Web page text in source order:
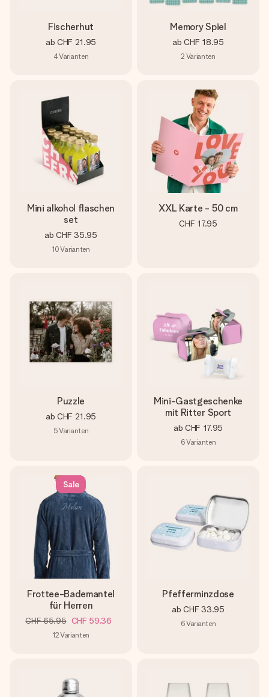
Fischerhut
ab CHF 21.95
4Varianten
Memory Spiel
ab CHF 18.95
2 Varianten
Mini alkohol flaschen
set
ab CHF 35.95
10Varianten
XXL Karte - 50 cm
CHF 17.95
Puzzle
ab CHF 21.95
5Varianten
Mini-Gastgeschenke
mit Ritter Sport
ab CHF 17.95
6Varianten
Sale
Frottee-Bademantel
für Herren
CHF 65.95 CHF 59.36
12Varianten
Pfefferminzdose
ab CHF 33.95
6Varianten